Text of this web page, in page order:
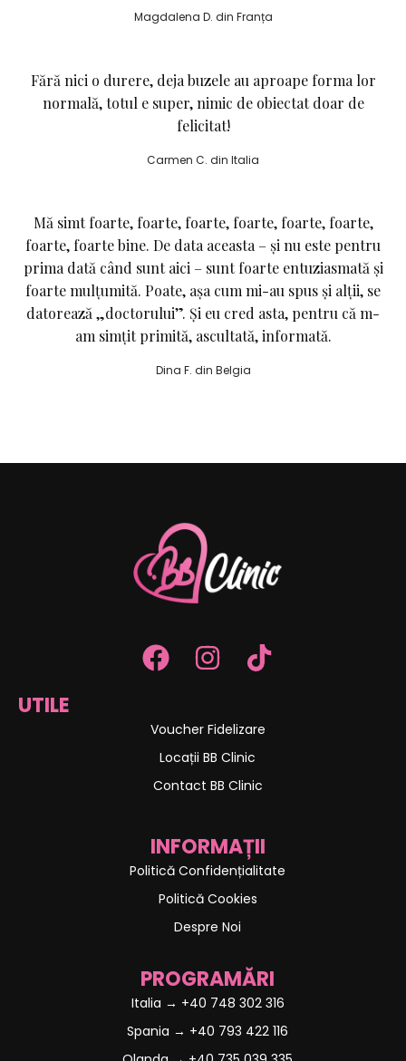
Magdalena D. din Franța
Carmen C. din Italia
Fără nici o durere, deja buzele au aproape forma lor
normală, totul e super, nimic de obiectat doar de
felicitat!
Dina F. din Belgia
Mă simt foarte, foarte, foarte, foarte, foarte, foarte,
foarte, foarte bine. De data aceasta – și nu este pentru
prima dată când sunt aici – sunt foarte entuziasmată și
foarte mulțumită. Poate, așa cum mi-au spus și alții, se
datorează „doctorului”. Și eu cred asta, pentru că m-
am simțit primită, ascultată, informată.
UTILE
Voucher Fidelizare
Locații BB Clinic
Contact BB Clinic
INFORMAȚII
Politică Confidențialitate
Politică Cookies
Despre Noi
PROGRAMĂRI
Italia → +40 748 302 316
Spania → +40 793 422 116